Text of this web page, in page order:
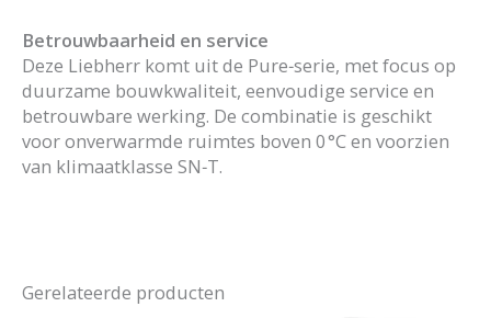
Betrouwbaarheid en service
Deze Liebherr komt uit de Pure‑serie, met focus op
duurzame bouwkwaliteit, eenvoudige service en
betrouwbare werking. De combinatie is geschikt
voor onverwarmde ruimtes boven 0 °C en voorzien
van klimaatklasse SN‑T.
Gerelateerde producten